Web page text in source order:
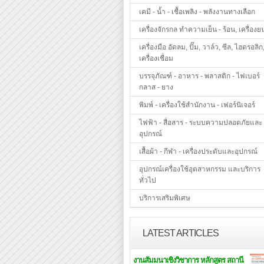
เคมี - น้ำ - เชื้อเพลิง - พลังงานทางเลือก
เครื่องจักรกล ทำความเย็น - ร้อน, เครื่องย
เครื่องมือ อัดลม, ปั๊ม, วาล์ว, ซีล, ไฮดรอลิก,
เครื่องเชื่อม
บรรจุภัณฑ์ - อาหาร - พลาสติก - ไฟเบอร์
กลาส - ยาง
พิมพ์ - เครื่องใช้สำนักงาน - เฟอร์นิเจอร์
ไฟฟ้า - สื่อสาร - ระบบความปลอดภัยและ
อุปกรณ์
เสื้อผ้า - กีฬา - เครื่องประดับและอุปกรณ์
อุปกรณ์เครื่องใช้อุตสาหกรรม และบริการ
ทั่วไป
บริการเสริมพิเศษ
LATEST ARTICLES
งานสัมมนาเชิงวิชาการ หลักสูตร สถานี